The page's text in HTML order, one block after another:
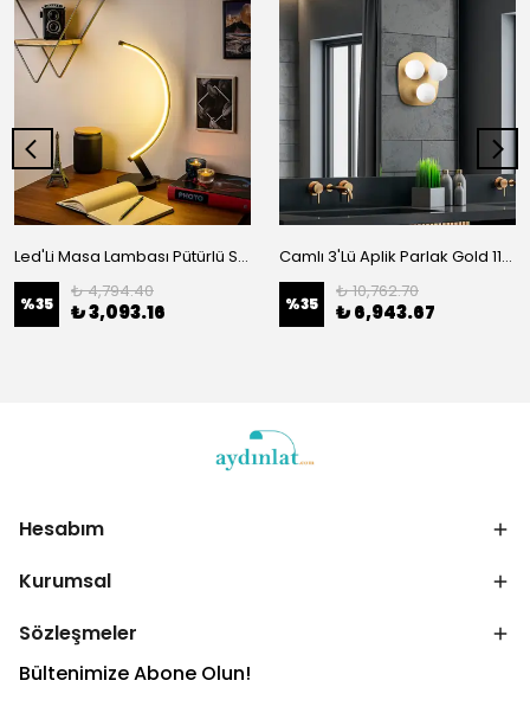
Led'Li Masa Lambası Pütürlü Siyah 13323
%35
₺ 4,794.40
₺ 3,093.16
Camlı 3'Lü Aplik Parlak Gold 11711
%35
₺ 10,762.70
₺ 6,943.67
Hesabım
Kurumsal
Sözleşmeler
Bültenimize Abone Olun!